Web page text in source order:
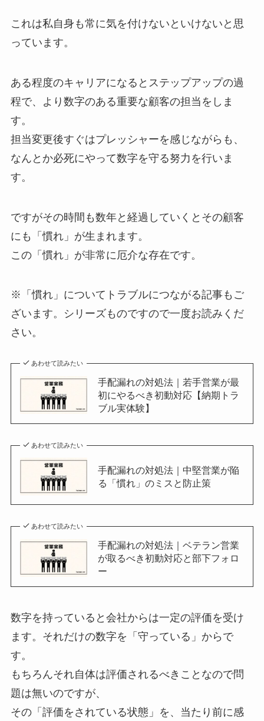
これは私自身も常に気を付けないといけないと思
っています。
ある程度のキャリアになるとステップアップの過
程で、より数字のある重要な顧客の担当をしま
す。
担当変更後すぐはプレッシャーを感じながらも、
なんとか必死にやって数字を守る努力を行いま
す。
ですがその時間も数年と経過していくとその顧客
にも「慣れ」が生まれます。
この「慣れ」が非常に厄介な存在です。
※「慣れ」についてトラブルにつながる記事もご
ざいます。シリーズものですので一度お読みくだ
さい。
あわせて読みたい
手配漏れの対処法｜若手営業が最
初にやるべき初動対応【納期トラ
ブル実体験】
あわせて読みたい
手配漏れの対処法｜中堅営業が陥
る「慣れ」のミスと防止策
あわせて読みたい
手配漏れの対処法｜ベテラン営業
が取るべき初動対応と部下フォロ
ー
数字を持っていると会社からは一定の評価を受け
ます。それだけの数字を「守っている」からで
す。
もちろんそれ自体は評価されるべきことなので問
題は無いのですが、
その「評価をされている状態」を、当たり前に感